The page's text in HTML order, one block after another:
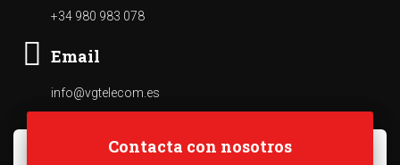
+34 980 983 078
Email
info@vgtelecom.es
Contacta con nosotros